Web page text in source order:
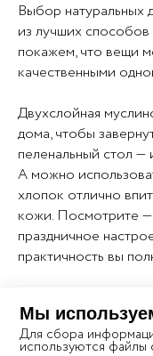
Выбор натуральных
из лучших
покажем, что вещи
качественными
Двухслойная
дома, чтобы
пеленальный стол —
А можно
хлопок отлично
кожи. Посмотрите —
праздничное
практичность вы
поэтому в них
натурального
Мы
Для сбора
используются